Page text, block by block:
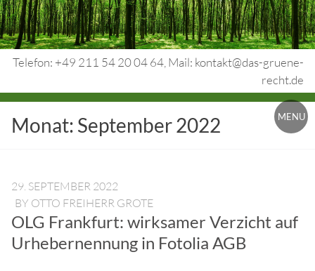
Skip
to
content
Telefon: +49 211 54 20 04 64, Mail: kontakt@das-gruene-
recht.de
Urheberrecht.
Medienrecht.
Rechtsschutz.
MENU
Monat: September 2022
29. SEPTEMBER 2022
BY OTTO FREIHERR GROTE
OLG Frankfurt: wirksamer Verzicht auf
Urhebernennung in Fotolia AGB